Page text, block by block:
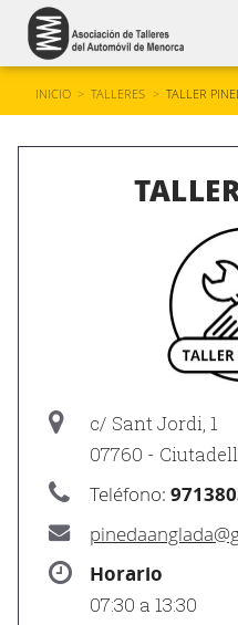
INICIO > TALLERES > TALLER
c/ Sant Jordi, 1
07760 -
Teléfono:
Horario
07:30 a 13:30